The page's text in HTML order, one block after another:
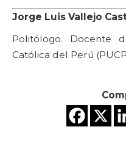
Jorge Luis Vallejo
Politólogo. Docente
Católica del Perú